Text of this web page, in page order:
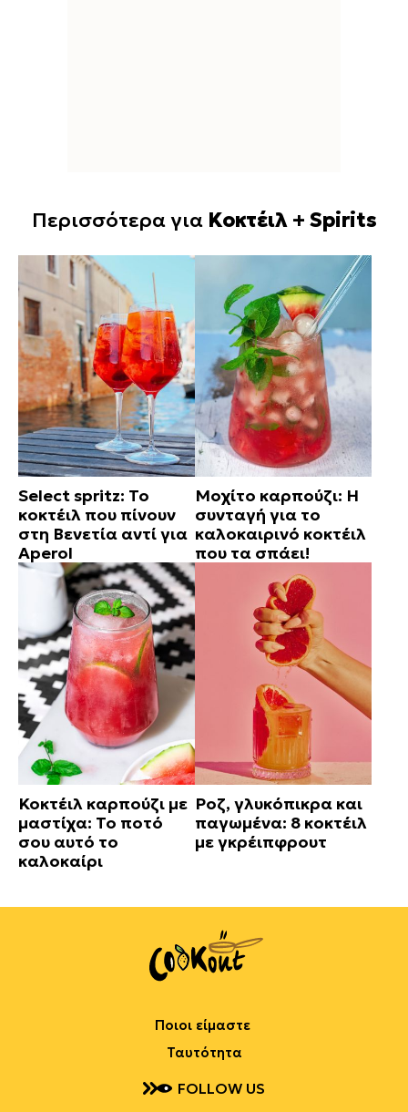
Περισσότερα για Κοκτέιλ + Spirits
Select spritz: Το
κοκτέιλ που πίνουν
στη Βενετία αντί για
Aperol
Μοχίτο καρπούζι: Η
συνταγή για το
καλοκαιρινό κοκτέιλ
που τα σπάει!
Κοκτέιλ καρπούζι με
μαστίχα: Το ποτό
σου αυτό το
καλοκαίρι
Ροζ, γλυκόπικρα και
παγωμένα: 8 κοκτέιλ
με γκρέιπφρουτ
Ποιοι είμαστε
Ταυτότητα
FOLLOW US